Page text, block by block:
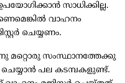
സാധിക്കില്ല.
വാഹനം
ചെയ്യണം.
മറ്റൊരു സംസ്ഥാനത്തേക്കു
ചെയ്യാൻ പല കടമ്പകളുണ്ട്.